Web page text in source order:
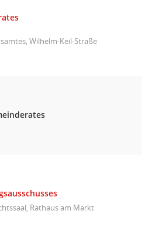
Wilhelm-Keil-Straße
Rathaus am Markt